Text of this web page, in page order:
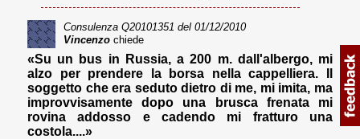
Consulenza Q20101351 del 01/12/2010
Vincenzo chiede
«Su un bus in Russia, a 200 m. dall'albergo, mi
alzo per prendere la borsa nella cappelliera. Il
soggetto che era seduto dietro di me, mi imita, ma
improvvisamente dopo una brusca frenata mi
rovina addosso e cadendo mi fratturo una
costola....»